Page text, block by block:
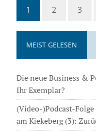
1 2 3
MEIST GELESEN
Die neue Business &
Ihr Exemplar?
(Video-)Podcast-
am Kiekeberg (3):